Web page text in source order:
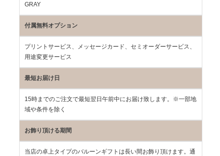
GRAY
付属無料オプション
プリントサービス、メッセージカード、セミオーダーサービス、
用途変更サービス
最短お届け日
15時までのご注文で最短翌日午前中にお届け致します。※一部地
域や条件を除く
お飾り頂ける期間
当店の卓上タイプのバルーンギフトは長い間お飾り頂けます。通